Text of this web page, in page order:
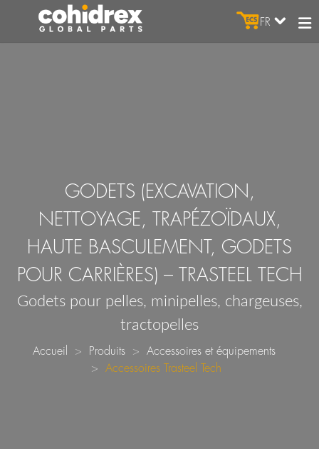
FR
GODETS (EXCAVATION,
NETTOYAGE, TRAPÉZOÏDAUX,
HAUTE BASCULEMENT, GODETS
POUR CARRIÈRES) – TRASTEEL TECH
Godets pour pelles, minipelles, chargeuses,
tractopelles
Accueil Produits
Accessoires et équipements
Accessoires Trasteel Tech